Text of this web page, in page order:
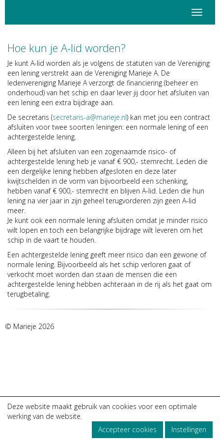
Toggle
Hoe kun je A-lid worden?
Je kunt A-lid worden als je volgens de statuten van de Vereniging
een lening verstrekt aan de Vereniging Marieje A. De
ledenvereniging Marieje A verzorgt de financiering (beheer en
onderhoud) van het schip en daar lever jij door het afsluiten van
een lening een extra bijdrage aan.
De secretaris (a-siraterces@marieje.nl) kan met jou een contract
afsluiten voor twee soorten leningen: een normale lening of een
achtergestelde lening.
Alleen bij het afsluiten van een zogenaamde risico- of
achtergestelde lening heb je vanaf € 900,- stemrecht. Leden die
een dergelijke lening hebben afgesloten en deze later
kwijtschelden in de vorm van bijvoorbeeld een schenking,
hebben vanaf € 900,- stemrecht en blijven A-lid. Leden die hun
lening na vier jaar in zijn geheel terugvorderen zijn geen A-lid
meer.
Je kunt ook een normale lening afsluiten omdat je minder risico
wilt lopen en toch een belangrijke bijdrage wilt leveren om het
schip in de vaart te houden.
Een achtergestelde lening geeft meer risico dan een gewone of
normale lening. Bijvoorbeeld als het schip verloren gaat of
verkocht moet worden dan staan de mensen die een
achtergestelde lening hebben achteraan in de rij als het gaat om
terugbetaling.
Deze website maakt gebruik van cookies voor een optimale
werking van de website.
Accepteer cookies
Instellingen
© Marieje 2026